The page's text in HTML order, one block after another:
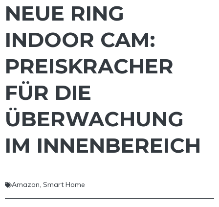
NEUE RING
INDOOR CAM:
PREISKRACHER
FÜR DIE
ÜBERWACHUNG
IM INNENBEREICH
Amazon, Smart Home